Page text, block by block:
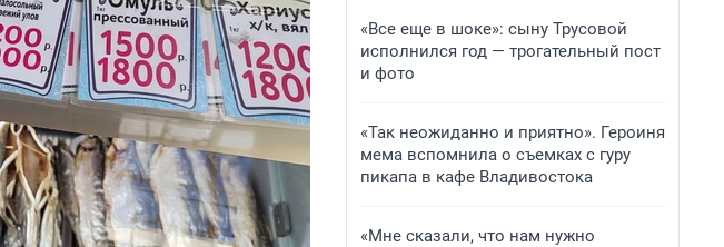
«Все еще в шоке»: сыну Трусовой
исполнился год — трогательный пост
и фото
«Так неожиданно и приятно». Героиня
мема вспомнила о съемках с гуру
пикапа в кафе Владивостока
«Мне сказали, что нам нужно